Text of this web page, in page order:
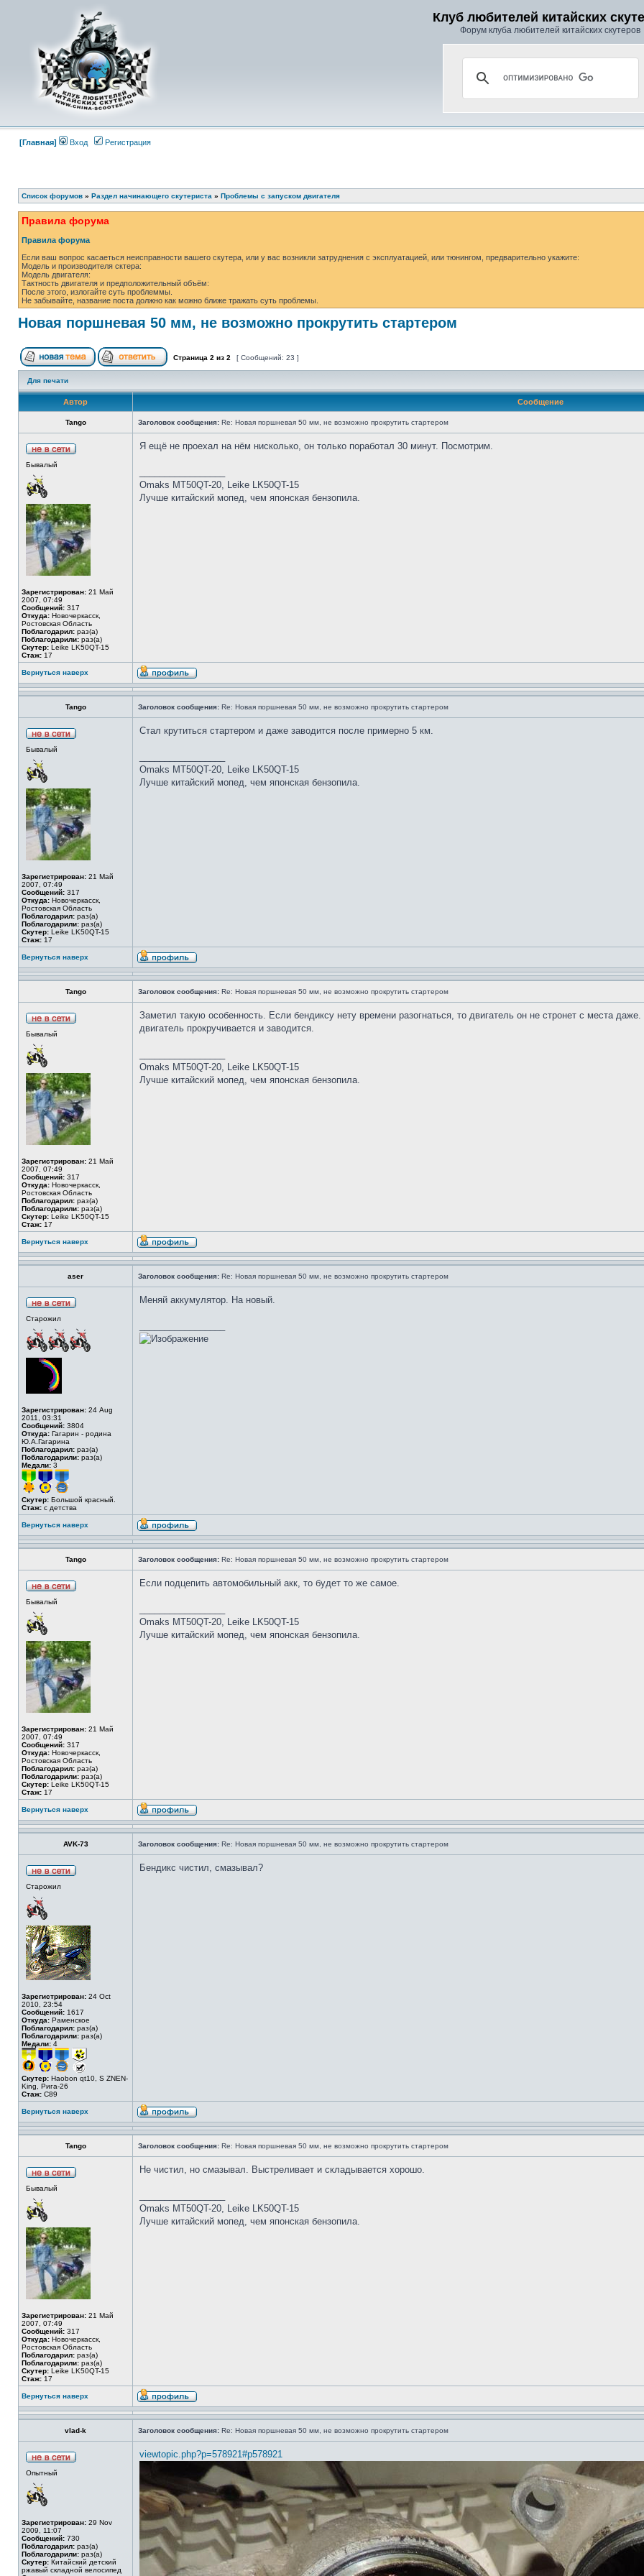
Клуб любителей китайских
Форум клуба любителей китайских скутеров
[Главная] Вход Регистрация
Список форумов » Раздел начинающего скутериста » Проблемы с запуском двигателя
Правила форума
Правила форума
Если ваш вопрос касаеться неисправности вашего скутера, или у вас возникли затруднения с эксплуатацией, или тюнингом, предварительно укажите:
Модель и производителя сктера:
Модель двигателя:
Тактность двигателя и предположительный объём:
После этого, излогайте суть проблеммы.
Не забывайте, название поста должно как можно ближе тражать суть проблемы.
Новая поршневая 50 мм, не возможно прокрутить стартером
Страница 2 из 2 [ Сообщений: 23 ]
Для печати
Автор Сообщение
Tango Заголовок сообщения: Re: Новая поршневая 50 мм, не возможно прокрутить стартером
Бывалый
Зарегистрирован: 21 Май
2007, 07:49
Сообщений: 317
Откуда: Новочеркасск,
Ростовская Область
Поблагодарил: раз(а)
Поблагодарили: раз(а)
Скутер: Leike LK50QT-15
Стаж: 17
Я ещё не проехал на нём нисколько, он только поработал 30 минут. Посмотрим.
Omaks MT50QT-20, Leike LK50QT-15
Лучше китайский мопед, чем японская бензопила.
Вернуться наверх
Tango Заголовок сообщения: Re: Новая поршневая 50 мм, не возможно прокрутить стартером
Бывалый
Зарегистрирован: 21 Май
2007, 07:49
Сообщений: 317
Откуда: Новочеркасск,
Ростовская Область
Поблагодарил: раз(а)
Поблагодарили: раз(а)
Скутер: Leike LK50QT-15
Стаж: 17
Стал крутиться стартером и даже заводится после примерно 5 км.
Omaks MT50QT-20, Leike LK50QT-15
Лучше китайский мопед, чем японская бензопила.
Вернуться наверх
Tango Заголовок сообщения: Re: Новая поршневая 50 мм, не возможно прокрутить стартером
Бывалый
Зарегистрирован: 21 Май
2007, 07:49
Сообщений: 317
Откуда: Новочеркасск,
Ростовская Область
Поблагодарил: раз(а)
Поблагодарили: раз(а)
Скутер: Leike LK50QT-15
Стаж: 17
Заметил такую особенность. Если бендиксу нету времени разогнаться, то двигатель он не стронет с места
двигатель прокручивается и заводится.
Omaks MT50QT-20, Leike LK50QT-15
Лучше китайский мопед, чем японская бензопила.
Вернуться наверх
aser Заголовок сообщения: Re: Новая поршневая 50 мм, не возможно прокрутить стартером
Старожил
Зарегистрирован: 24 Aug
2011, 03:31
Сообщений: 3804
Откуда: Гагарин - родина
Ю.А.Гагарина
Поблагодарил: раз(а)
Поблагодарили: раз(а)
Медали: 3
Скутер: Большой красный.
Стаж: с детства
Меняй аккумулятор. На новый.
Вернуться наверх
Tango Заголовок сообщения: Re: Новая поршневая 50 мм, не возможно прокрутить стартером
Бывалый
Зарегистрирован: 21 Май
2007, 07:49
Сообщений: 317
Откуда: Новочеркасск,
Ростовская Область
Поблагодарил: раз(а)
Поблагодарили: раз(а)
Скутер: Leike LK50QT-15
Стаж: 17
Если подцепить автомобильный акк, то будет то же самое.
Omaks MT50QT-20, Leike LK50QT-15
Лучше китайский мопед, чем японская бензопила.
Вернуться наверх
AVK-73 Заголовок сообщения: Re: Новая поршневая 50 мм, не возможно прокрутить стартером
Старожил
Зарегистрирован: 24 Oct
2010, 23:54
Сообщений: 1617
Откуда: Раменское
Поблагодарил: раз(а)
Поблагодарили: раз(а)
Медали: 4
Скутер: Haobon qt10, S ZNEN-
King, Рига-26
Стаж: C89
Бендикс чистил, смазывал?
Вернуться наверх
Tango Заголовок сообщения: Re: Новая поршневая 50 мм, не возможно прокрутить стартером
Бывалый
Зарегистрирован: 21 Май
2007, 07:49
Сообщений: 317
Откуда: Новочеркасск,
Ростовская Область
Поблагодарил: раз(а)
Поблагодарили: раз(а)
Скутер: Leike LK50QT-15
Стаж: 17
Не чистил, но смазывал. Выстреливает и складывается хорошо.
Omaks MT50QT-20, Leike LK50QT-15
Лучше китайский мопед, чем японская бензопила.
Вернуться наверх
vlad-k Заголовок сообщения: Re: Новая поршневая 50 мм, не возможно прокрутить стартером
Опытный
Зарегистрирован: 29 Nov
2009, 11:07
Сообщений: 730
Поблагодарил: раз(а)
Поблагодарили: раз(а)
Скутер: Китайский детский
ржавый складной велосипед
viewtopic.php?p=578921#p578921